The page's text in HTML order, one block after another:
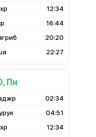
12:34
16:44
20:20
22:27
Пн
02:34
04:51
12:34